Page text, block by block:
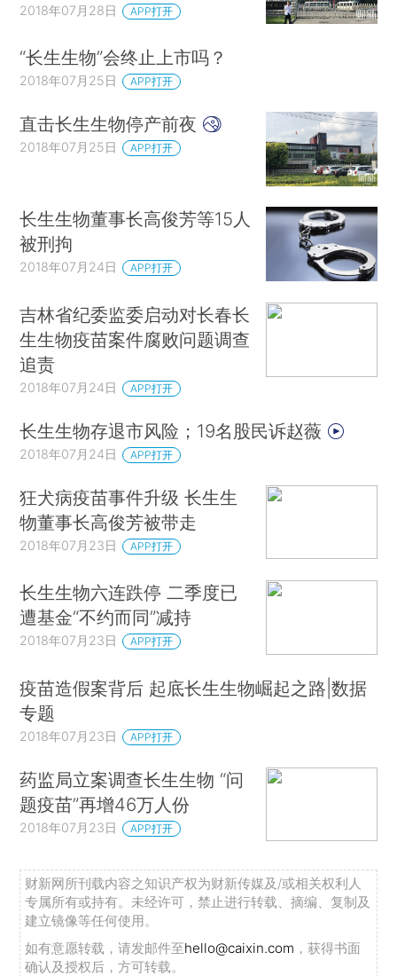
2018年07月28日 APP打开
“长生生物”会终止上市吗？
2018年07月25日 APP打开
直击长生生物停产前夜
2018年07月25日 APP打开
长生生物董事长高俊芳等15人
被刑拘
2018年07月24日 APP打开
吉林省纪委监委启动对长春长
生生物疫苗案件腐败问题调查
追责
2018年07月24日 APP打开
长生生物存退市风险；19名股民诉赵薇
2018年07月24日 APP打开
狂犬病疫苗事件升级 长生生
物董事长高俊芳被带走
2018年07月23日 APP打开
长生生物六连跌停 二季度已
遭基金“不约而同”减持
2018年07月23日 APP打开
疫苗造假案背后 起底长生生物崛起之路|数据
专题
2018年07月23日 APP打开
药监局立案调查长生生物 “问
题疫苗”再增46万人份
2018年07月23日 APP打开
财新网所刊载内容之知识产权为财新传媒及/或相关权利人
专属所有或持有。未经许可，禁止进行转载、摘编、复制及
建立镜像等任何使用。
如有意愿转载，请发邮件至hello@caixin.com ，获得书面
确认及授权后，方可转载。